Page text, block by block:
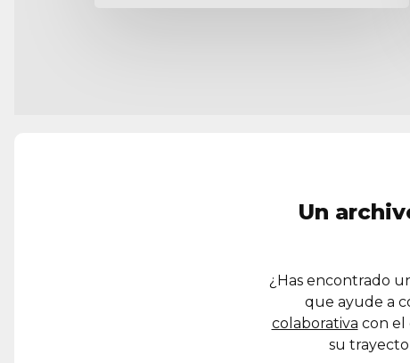
Un
¿Has encontrado
que ayude a
colaborativa con el
su